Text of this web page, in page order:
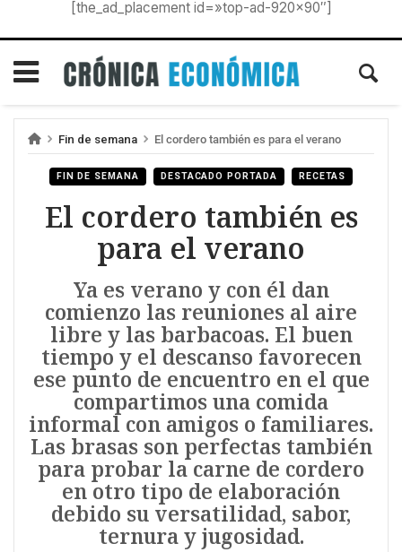
[the_ad_placement id=»top-ad-920×90″]
Fin de semana El cordero también es para el verano
FIN DE SEMANA DESTACADO PORTADA RECETAS
El cordero también es
para el verano
Ya es verano y con él dan
comienzo las reuniones al aire
libre y las barbacoas. El buen
tiempo y el descanso favorecen
ese punto de encuentro en el que
compartimos una comida
informal con amigos o familiares.
Las brasas son perfectas también
para probar la carne de cordero
en otro tipo de elaboración
debido su versatilidad, sabor,
ternura y jugosidad.